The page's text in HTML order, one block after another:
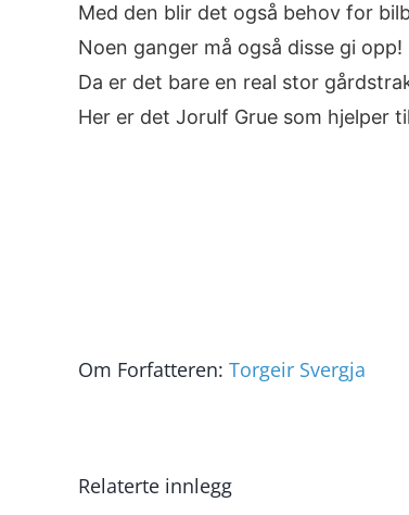
Med den blir det også behov for
Noen ganger må også disse gi opp!
Da er det bare en real stor
Her er det Jorulf Grue som hjelper
Om Forfatteren: Torgeir Svergja
Relaterte innlegg